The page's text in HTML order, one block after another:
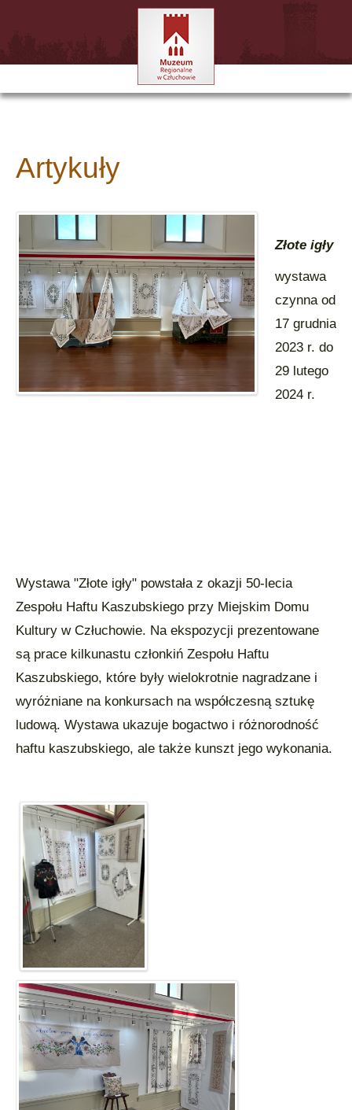
Artykuły
Złote igły
wystawa
czynna od
17 grudnia
2023 r. do
29 lutego
2024 r.
Wystawa "Złote igły" powstała z okazji 50-lecia
Zespołu Haftu Kaszubskiego przy Miejskim Domu
Kultury w Człuchowie. Na ekspozycji prezentowane
są prace kilkunastu członkiń Zespołu Haftu
Kaszubskiego, które były wielokrotnie nagradzane i
wyróżniane na konkursach na współczesną sztukę
ludową. Wystawa ukazuje bogactwo i różnorodność
haftu kaszubskiego, ale także kunszt jego wykonania.